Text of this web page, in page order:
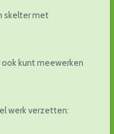
skelter met
kunt meewerken
werk verzetten: